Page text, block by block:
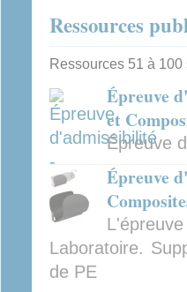
Ressources
Ressources 51 à 100
Épreuve
et
Épreuve
Épreuve
Laboratoire.
de PE